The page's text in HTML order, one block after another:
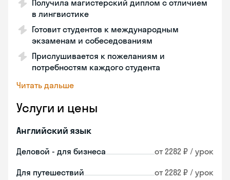
Получила магистерский диплом с отличием
в лингвистике
Готовит студентов к международным
экзаменам и собеседованиям
Прислушивается к пожеланиям и
потребностям каждого студента
Читать дальше
Услуги и цены
Английский язык
Деловой - для бизнеса от 2282 ₽ / урок
Для путешествий от 2282 ₽ / урок